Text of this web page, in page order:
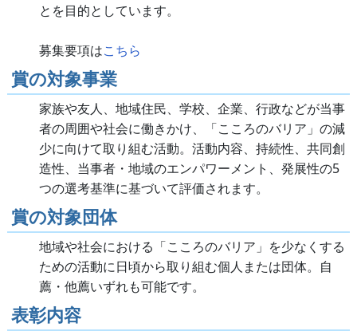
とを目的としています。
募集要項はこちら
賞の対象事業
家族や友人、地域住民、学校、企業、行政などが当事
者の周囲や社会に働きかけ、「こころのバリア」の減
少に向けて取り組む活動。活動内容、持続性、共同創
造性、当事者・地域のエンパワーメント、発展性の5
つの選考基準に基づいて評価されます。
賞の対象団体
地域や社会における「こころのバリア」を少なくする
ための活動に日頃から取り組む個人または団体。自
薦・他薦いずれも可能です。
表彰内容